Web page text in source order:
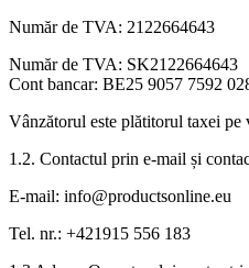
Număr de TVA: 2122664643
Număr de TVA: SK2122664643
Cont bancar: BE25 9057 7592
Vânzătorul este plătitorul taxei pe
1.2. Contactul prin e-mail și
E-mail: info@productsonline.eu
Tel. nr.: +421915 556 183